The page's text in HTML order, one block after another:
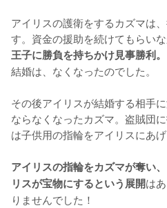
アイリスの護衛をするカズマは
す。資金の援助を続けてもらい
王子に勝負を持ちかけ見事勝利。
結婚は、なくなったのでした。
その後アイリスが結婚する相手
ならなくなったカズマ。盗賊団
は子供用の指輪をアイリスにあげ
アイリスの指輪をカズマが奪い
リスが宝物にするという展開は
りませんでした！